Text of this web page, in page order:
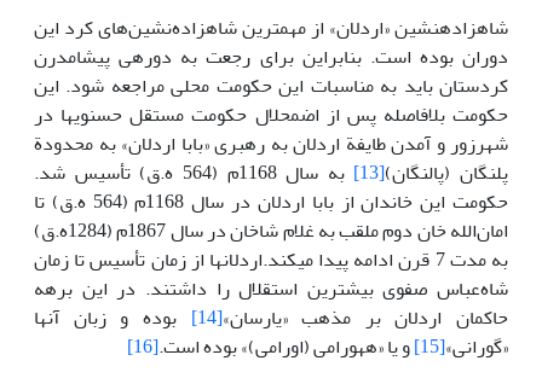
شاه­زاده­نشین­ «اردلان» از مهم­ترین شاهزاده‌نشین‌های کرد این
دوران بوده است. بنابراین برای رجعت به دوره­ی پیشامدرن
کردستان باید به مناسبات این حکومت محلی مراجعه شود. این
حکومت بلافاصله پس از اضمحلال حکومت مستقل حسنوی­ها در
شهرزور و آمدن طایفة اردلان به رهبری «بابا اردلان» به محدودة
پلنگان (پالنگان)[13]
به سال 1168م (564 ه.ق) تأسیس شد.
حکومت این خاندان از بابا اردلان در سال 1168م (564 ه.ق) تا
امان‌الله خان دوم ملقب به غلام شاخان در سال 1867م (1284ه.ق)
به مدت 7 قرن ادامه پیدا می­کند.اردلان­ها از زمان تأسیس تا زمان
شاه‌عباس صفوی بیشترین استقلال را داشتند. در این برهه
حاکمان اردلان بر مذهب «یارسان»[14]
بوده و زبان آن­ها
«گورانی»[15] و یا «هه­ورامی (اورامی)» بوده است.[16]